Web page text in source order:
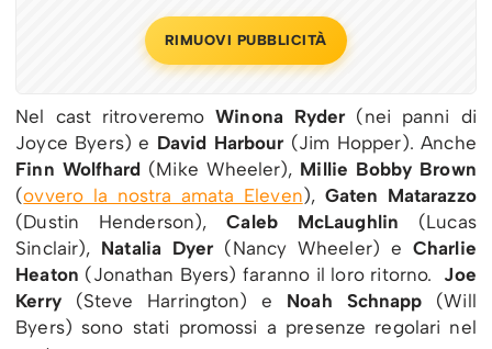
RIMUOVI PUBBLICITÀ
Nel cast ritroveremoWinona Ryder(nei panni di
Joyce Byers) e David Harbour(Jim Hopper). Anche
Finn Wolfhard (Mike Wheeler), Millie Bobby Brown
(ovvero la nostra amata Eleven), Gaten Matarazzo
(Dustin Henderson),Caleb McLaughlin (Lucas
Sinclair), Natalia Dyer(Nancy Wheeler) eCharlie
Heaton (Jonathan Byers) faranno il loro ritorno. Joe
Kerry(Steve Harrington) e Noah Schnapp (Will
Byers) sono stati promossi a presenze regolari nel